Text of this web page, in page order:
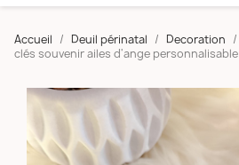
Accueil Deuil périnatal Decoration
clés souvenir ailes d'ange personnalisable